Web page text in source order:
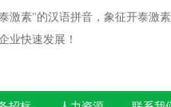
激素"的汉语拼音，象征开泰激
业快速发展！